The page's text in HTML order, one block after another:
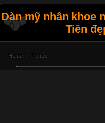
Dàn mỹ nhân khoe
Tiến
Home › Tin tức